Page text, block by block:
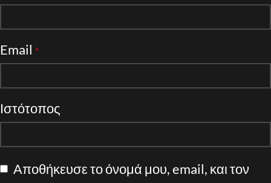
Email *
Ιστότοπος
Αποθήκευσε το όνομά μου, email, και τον